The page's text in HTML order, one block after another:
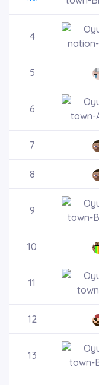
4
5
6
7
8
9
10
11
12
13